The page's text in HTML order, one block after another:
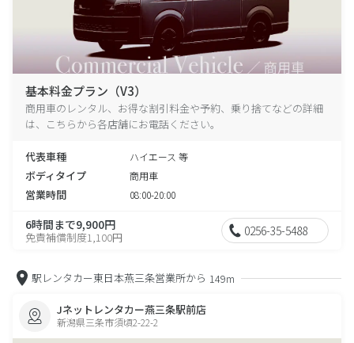
基本料金プラン（V3）
商用車のレンタル、お得な割引料金や予約、乗り捨てなどの詳細
は、こちらから各店舗にお電話ください。
代表車種 ハイエース 等
ボディタイプ 商用車
営業時間 08:00-20:00
6時間まで9,900円
免責補償制度1,100円 0256-35-5488
駅レンタカー東日本燕三条営業所から 149m
Jネットレンタカー燕三条駅前店
新潟県三条市須頃2-22-2